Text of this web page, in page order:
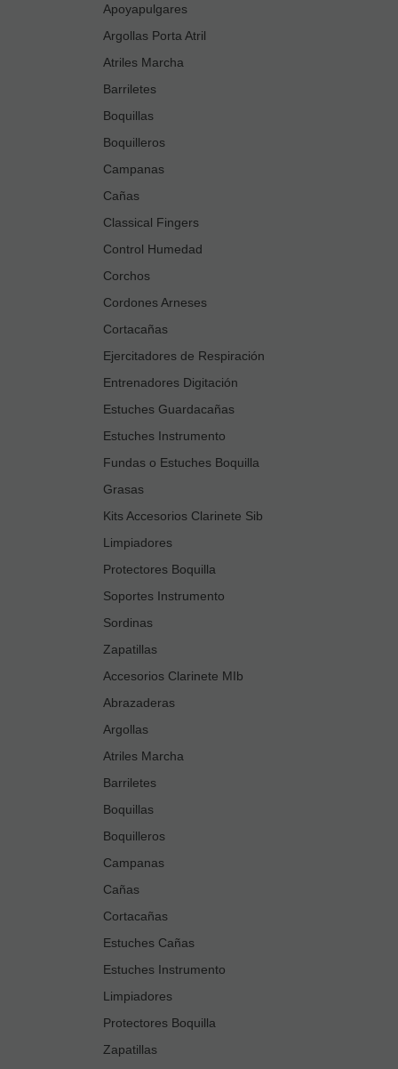
Apoyapulgares
Argollas Porta Atril
Atriles Marcha
Barriletes
Boquillas
Boquilleros
Campanas
Cañas
Classical Fingers
Control Humedad
Corchos
Cordones Arneses
Cortacañas
Ejercitadores de Respiración
Entrenadores Digitación
Estuches Guardacañas
Estuches Instrumento
Fundas o Estuches Boquilla
Grasas
Kits Accesorios Clarinete Sib
Limpiadores
Protectores Boquilla
Soportes Instrumento
Sordinas
Zapatillas
Accesorios Clarinete MIb
Abrazaderas
Argollas
Atriles Marcha
Barriletes
Boquillas
Boquilleros
Campanas
Cañas
Cortacañas
Estuches Cañas
Estuches Instrumento
Limpiadores
Protectores Boquilla
Zapatillas